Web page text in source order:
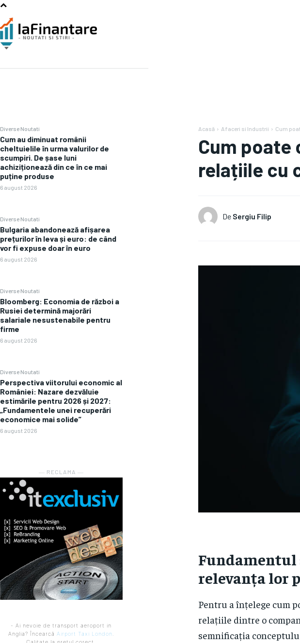
Diverse Noutati
Cum au diminuat românii
cheltuielile în urma valurilor de
scumpiri. De șase luni
achiziționează din ce în ce mai
puține produse
6 august 2026
Diverse Noutati
Bulgaria abandonează afișarea
prețurilor în leva și euro: de când
vor fi expuse doar în euro
6 august 2026
Diverse Noutati
Bloomberg: Economia de război a
Rusiei determină majorări
salariale nesustenabile pentru
firme
6 august 2026
Diverse Noutati
Perspectiva viitorului economic al
României: Nazare dezvăluie
estimările pentru 2026 și 2027:
„Fundamentele unei recuperări
economice mai solide”
6 august 2026
― RECLAMA ―
- Ai nevoie de transport aeroport in
Anglia? Încearcă Airport Taxi London.
Acasă Afaceri si Industrii Cum
Cum poate
relațiile cu
De Sergiu Filip
Fundamentul
relevanța lor
Pentru a înțelege cum
relațiile dintre o
semnificația